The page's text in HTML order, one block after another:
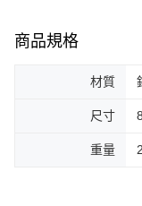
商品規格
材質
尺寸
重量